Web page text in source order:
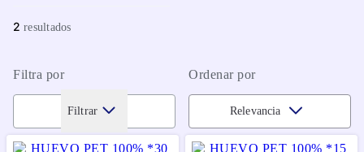
2
Filtra por Ordenar por
Filtrar Relevancia